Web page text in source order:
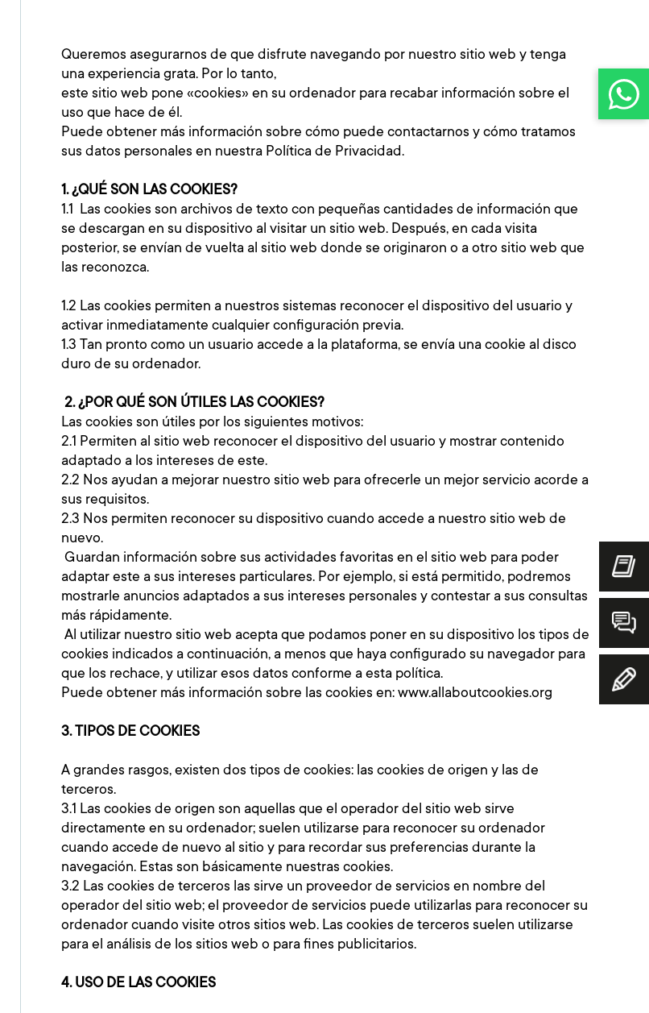
Queremos asegurarnos de que disfrute navegando por nuestro sitio web y tenga
una experiencia grata. Por lo tanto,
este sitio web pone «cookies» en su ordenador para recabar información sobre el
uso que hace de él.
Puede obtener más información sobre cómo puede contactarnos y cómo tratamos
sus datos personales en nuestra Política de Privacidad.
1. ¿QUÉ SON LAS COOKIES?
1.1 Las cookies son archivos de texto con pequeñas cantidades de información que
se descargan en su dispositivo al visitar un sitio web. Después, en cada visita
posterior, se envían de vuelta al sitio web donde se originaron o a otro sitio web que
las reconozca.
1.2 Las cookies permiten a nuestros sistemas reconocer el dispositivo del usuario y
activar inmediatamente cualquier configuración previa.
1.3 Tan pronto como un usuario accede a la plataforma, se envía una cookie al disco
duro de su ordenador.
2. ¿POR QUÉ SON ÚTILES LAS COOKIES?
Las cookies son útiles por los siguientes motivos:
2.1 Permiten al sitio web reconocer el dispositivo del usuario y mostrar contenido
adaptado a los intereses de este.
2.2 Nos ayudan a mejorar nuestro sitio web para ofrecerle un mejor servicio acorde a
sus requisitos.
2.3 Nos permiten reconocer su dispositivo cuando accede a nuestro sitio web de
nuevo.
Guardan información sobre sus actividades favoritas en el sitio web para poder
adaptar este a sus intereses particulares. Por ejemplo, si está permitido, podremos
mostrarle anuncios adaptados a sus intereses personales y contestar a sus consultas
más rápidamente.
Al utilizar nuestro sitio web acepta que podamos poner en su dispositivo los tipos de
cookies indicados a continuación, a menos que haya configurado su navegador para
que los rechace, y utilizar esos datos conforme a esta política.
Puede obtener más información sobre las cookies en:www.allaboutcookies.org
3. TIPOS DE COOKIES
A grandes rasgos, existen dos tipos de cookies: las cookies de origen y las de
terceros.
3.1 Las cookies de origen son aquellas que el operador del sitio web sirve
directamente en su ordenador; suelen utilizarse para reconocer su ordenador
cuando accede de nuevo al sitio y para recordar sus preferencias durante la
navegación. Estas son básicamente nuestras cookies.
3.2 Las cookies de terceros las sirve un proveedor de servicios en nombre del
operador del sitio web; el proveedor de servicios puede utilizarlas para reconocer su
ordenador cuando visite otros sitios web. Las cookies de terceros suelen utilizarse
para el análisis de los sitios web o para fines publicitarios.
4. USO DE LAS COOKIES